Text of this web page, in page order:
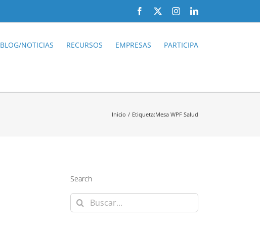
Facebook InstagramLinkedIn
BLOG/NOTICIAS RECURSOS EMPRESAS PARTICIPA
Inicio Etiqueta:Mesa WPF Salud
Search
Buscar: